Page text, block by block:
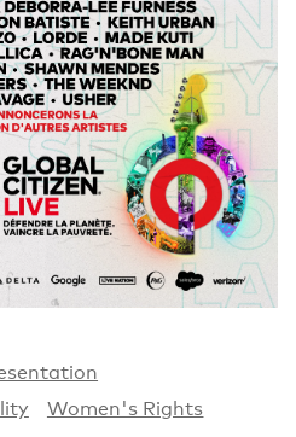
Women's Rights